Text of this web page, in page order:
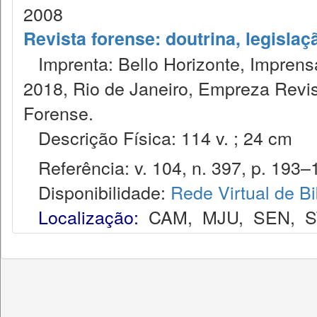
2008
Revista forense: doutrina,
Imprenta: Bello Horizonte,
2018, Rio de Janeiro, Empreza
Forense.
Descrição Física: 114 v. ; 24 cm
Referência: v. 104, n. 397, p.
Disponibilidade: Rede Virtual de
Localização: CAM, MJU, SEN,